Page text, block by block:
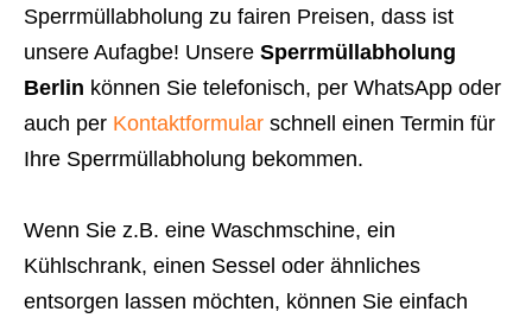
Sperrmüllabholung zu fairen Preisen, dass ist
unsere Aufagbe! Unsere Sperrmüllabholung
Berlin können Sie telefonisch, per WhatsApp oder
auch per Kontaktformular schnell einen Termin für
Ihre Sperrmüllabholung bekommen.
Wenn Sie z.B. eine Waschmschine, ein
Kühlschrank, einen Sessel oder ähnliches
entsorgen lassen möchten, können Sie einfach